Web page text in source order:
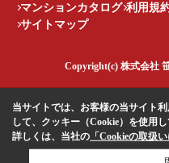
マンションカタログ 利用規
サイトマップ
Copyright(c) 株式会社
当サイトでは、お客様の当サイト
して、クッキー（Cookie）を使用し
詳しくは、当社の 「Cookieの取扱